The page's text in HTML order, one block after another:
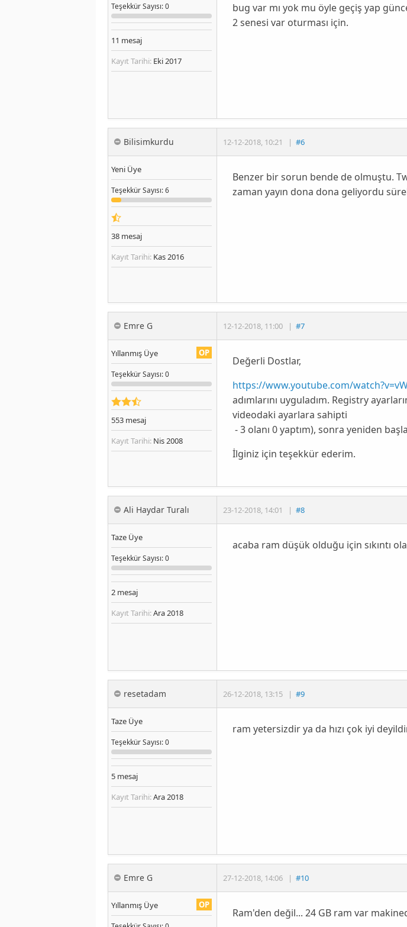
TeşekkürSayısı: 0
11 mesaj
Kayıt Tarihi: Eki 2017
bug var mı yok mu öyle geçiş yap
2 senesi var oturması için.
Bilisimkurdu 12-12-2018, 10:21 | #6
Yeni Üye
TeşekkürSayısı: 6
38 mesaj
Kayıt Tarihi: Kas 2016
Benzer bir sorun bende de olmuştu.
zaman yayın dona dona geliyordu
Emre G 12-12-2018, 11:00 | #7
OP
Yıllanmış Üye
TeşekkürSayısı: 0
553 mesaj
Kayıt Tarihi: Nis 2008
Değerli Dostlar,
https://www.youtube.com/
adımlarını uyguladım. Registry
videodaki ayarlara sahipti
- 3 olanı 0 yaptım), sonra yeniden
İlginiz için teşekkür ederim.
Ali Haydar Turalı 23-12-2018, 14:01 | #8
Taze Üye
TeşekkürSayısı: 0
2 mesaj
Kayıt Tarihi:Ara 2018
acaba ram düşük olduğu için sıkıntı
resetadam 26-12-2018, 13:15 | #9
Taze Üye
TeşekkürSayısı: 0
5 mesaj
Kayıt Tarihi:Ara 2018
ram yetersizdir ya da hızı çok iyi
Emre G 27-12-2018, 14:06 | #10
OP
Yıllanmış Üye
Ram'den değil... 24 GB ram var